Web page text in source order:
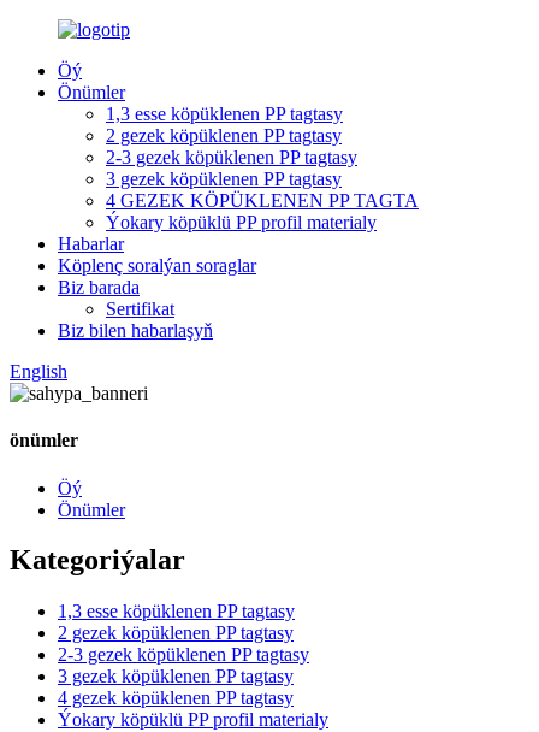
Öý
Önümler
1,3 esse köpüklenen PP tagtasy
2 gezek köpüklenen PP tagtasy
2-3 gezek köpüklenen PP tagtasy
3 gezek köpüklenen PP tagtasy
4 GEZEK KÖPÜKLENEN PP TAGTA
Ýokary köpüklü PP profil materialy
Habarlar
Köplenç soralýan soraglar
Biz barada
Sertifikat
Biz bilen habarlaşyň
English
önümler
Öý
Önümler
Kategoriýalar
1,3 esse köpüklenen PP tagtasy
2 gezek köpüklenen PP tagtasy
2-3 gezek köpüklenen PP tagtasy
3 gezek köpüklenen PP tagtasy
4 gezek köpüklenen PP tagtasy
Ýokary köpüklü PP profil materialy